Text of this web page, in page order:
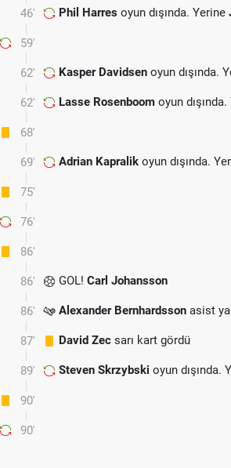
46' Phil Harres oyun dışında. Yerine
59'
62' Kasper Davidsen oyun dışında.
62' Lasse Rosenboom oyun
68'
69' Adrian Kapralik oyun dışında.
75'
76'
86'
86' GOL! Carl Johansson
86' Alexander Bernhardsson asist
87' David Zec sarı kart gördü
89' Steven Skrzybski oyun dışında.
90'
90'